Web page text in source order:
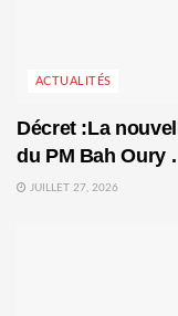
ACTUALITÉS
Décret :La
du PM Bah Oury .
JUILLET 27, 2026